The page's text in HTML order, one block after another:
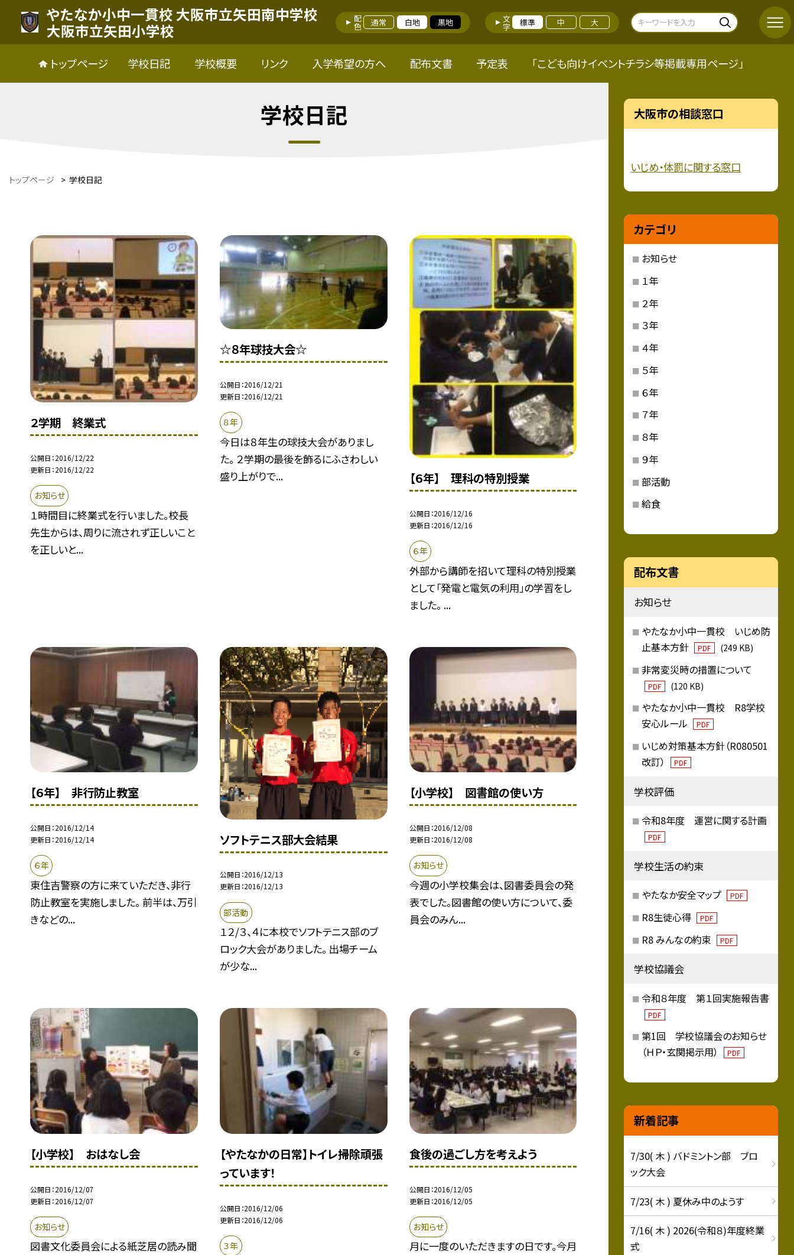
やたなか小中一貫校 大阪市立矢田南中学校
大阪市立矢田小学校
配色 通常 白地 黒地 文字 標準 中 大
トップページ 学校日記 学校概要 リンク 入学希望の方へ 配布文書 予定表 「こども向けイベントチラシ等掲載専用ページ」
学校日記
トップページ > 学校日記
２学期 終業式
公開日 2016/12/22
更新日 2016/12/22
お知らせ
１時間目に終業式を行いました。校長
先生からは、周りに流されず正しいこと
を正しいと...
☆８年球技大会☆
公開日 2016/12/21
更新日 2016/12/21
８年
今日は８年生の球技大会がありまし
た。 ２学期の最後を飾るにふさわしい
盛り上がりで...
【６年】 理科の特別授業
公開日 2016/12/16
更新日 2016/12/16
６年
外部から講師を招いて理科の特別授業
として「発電と電気の利用」の学習をし
ました。 ...
【６年】 非行防止教室
公開日 2016/12/14
更新日 2016/12/14
６年
東住吉警察の方に来ていただき、非行
防止教室を実施しました。 前半は、万引
きなどの...
ソフトテニス部大会結果
公開日 2016/12/13
更新日 2016/12/13
部活動
１２/３、４に本校でソフトテニス部のブ
ロック大会がありました。 出場チーム
が少な...
【小学校】 図書館の使い方
公開日 2016/12/08
更新日 2016/12/08
お知らせ
今週の小学校集会は、図書委員会の発
表でした。図書館の使い方について、委
員会のみん...
【小学校】 おはなし会
公開日 2016/12/07
更新日 2016/12/07
お知らせ
図書文化委員会による紙芝居の読み聞
【やたなかの日常】トイレ掃除頑張
っています！
公開日 2016/12/06
更新日 2016/12/06
３年
食後の過ごし方を考えよう
公開日 2016/12/05
更新日 2016/12/05
お知らせ
月に一度のいただきますの日です。今月
大阪市の相談窓口
いじめ・体罰に関する窓口
カテゴリ
お知らせ
１年
２年
３年
４年
５年
６年
７年
８年
９年
部活動
給食
配布文書
お知らせ
やたなか小中一貫校 いじめ防
止基本方針
PDF (249 KB)
非常変災時の措置について
PDF (120 KB)
やたなか小中一貫校 R8学校
安心ルール
PDF
いじめ対策基本方針（R080501
改訂）
PDF
学校評価
令和8年度 運営に関する計画
PDF
学校生活の約束
やたなか安全マップ PDF
R8生徒心得 PDF
R8 みんなの約束 PDF
学校協議会
令和８年度 第１回実施報告書
PDF
第1回 学校協議会のお知らせ
（ＨＰ・玄関掲示用）
PDF
新着記事
7/30( 木 ) バドミントン部 ブロ
ック大会
7/23( 木 ) 夏休み中のようす
7/16( 木 ) 2026(令和８)年度終業
式